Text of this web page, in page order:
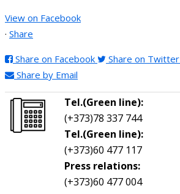
View on Facebook
· Share
Share on Facebook Share on Twitter
Share by Email
Tel.(Green line):
(+373)78 337 744
Tel.(Green line):
(+373)60 477 117
Press relations:
(+373)60 477 004